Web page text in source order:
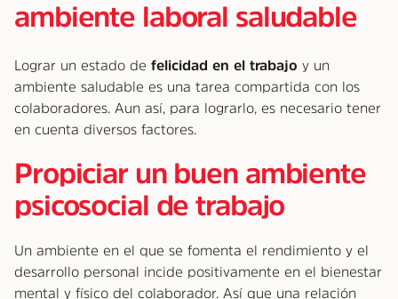
ambiente laboral saludable
Lograr un estado de felicidad en el trabajo y un
ambiente saludable es una tarea compartida con los
colaboradores. Aun así, para lograrlo, es necesario tener
en cuenta diversos factores.
Propiciar un buen ambiente
psicosocial de trabajo
Un ambiente en el que se fomenta el rendimiento y el
desarrollo personal incide positivamente en el bienestar
mental y físico del colaborador. Así que una relación